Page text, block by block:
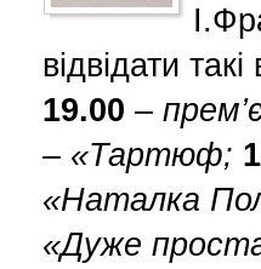
відвідати
19.00 –
– «Тартюф;
«Наталка
«Дуже